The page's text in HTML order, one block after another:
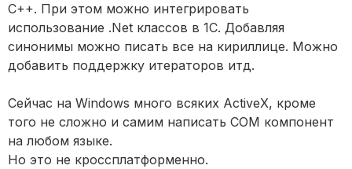
C++. При этом можно интегрировать
использование .Net классов в 1С. Добавляя
синонимы можно писать все на кириллице. Можно
добавить поддержку итераторов итд.
Сейчас на Windows много всяких ActiveX, кроме
того не сложно и самим написать COM компонент
на любом языке.
Но это не кроссплатформенно.